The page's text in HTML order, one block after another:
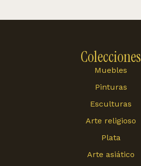
Colecciones
Muebles
Pinturas
Esculturas
Arte religioso
Plata
Arte asiático